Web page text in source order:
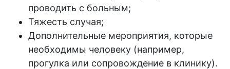
проводить с больным;
Тяжесть случая;
Дополнительные мероприятия, которые
необходимы человеку (например,
прогулка или сопровождение в клинику).